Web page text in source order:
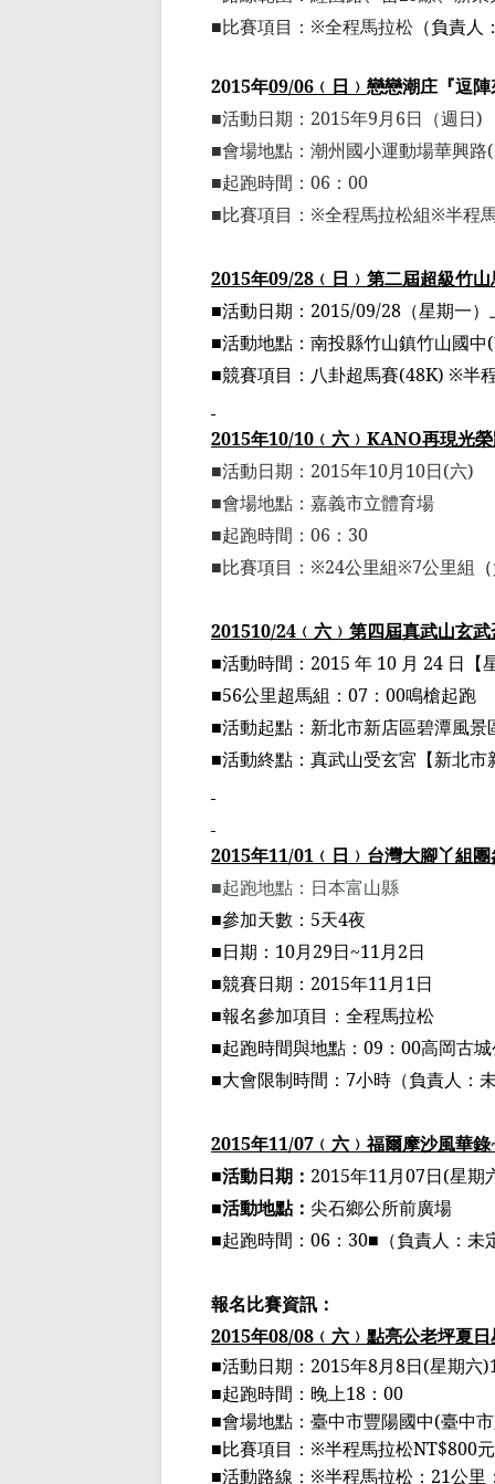
■比賽項目： ※全程馬拉松 （負責人
2015年09/06 ﹙ 日 ﹚ 戀戀潮庄 『逗陣
■活動日期： 2015年9月6日 （週日)
■會場地點：潮州國小運動場華興路(
■起跑時間： 06 ： 00
■比賽項目： ※全程馬拉松組※半程
2015年09/28 ﹙ 日 ﹚ 第二屆超級竹
■活動日期： 2015/09/28 （星期一
■活動地點：南投縣竹山鎮竹山國中(
■競賽項目：八卦超馬賽(48K) ※半
2015年10/10 ﹙ 六 ﹚ KANO再現光
■活動日期： 2015年10月10日(六)
■會場地點：嘉義市立體育場
■起跑時間： 06 ： 30
■比賽項目： ※24公里組※7公里組 （
201510/24 ﹙ 六 ﹚ 第四屆真武山玄武
■活動時間： 2015 年 10 月 24 日【
■56公里超馬組 ： 07 ： 00鳴槍起跑
■活動起點：新北市新店區碧潭風景
■活動終點：真武山受玄宮 【新北
2015年11/01 ﹙ 日 ﹚ 台灣大腳丫組
■起跑地點：日本富山縣
■參加天數： 5天4夜
■日期： 10月29日~11月2日
■競賽日期： 2015年11月1日
■報名參加項目：全程馬拉松
■起跑時間與地點： 09 ： 00高岡古
■大會限制時間： 7小時 （負責人：
2015年11/07 ﹙ 六 ﹚福爾摩沙風華錄
■活動日期： 2015年11月07日(星期
■活動地點： 尖石鄉公所前廣場
■起跑時間： 06 ： 30■ （負責人：未
報名比賽資訊：
2015年08/08 ﹙ 六 ﹚ 點亮公老坪夏
■活動日期： 2015年8月8日(星期六
■起跑時間：晚上18 ： 00
■會場地點： 臺中市豐陽國中(臺中
■比賽項目： ※半程馬拉松NT$800元
■活動路線： ※半程馬拉松： 21公里